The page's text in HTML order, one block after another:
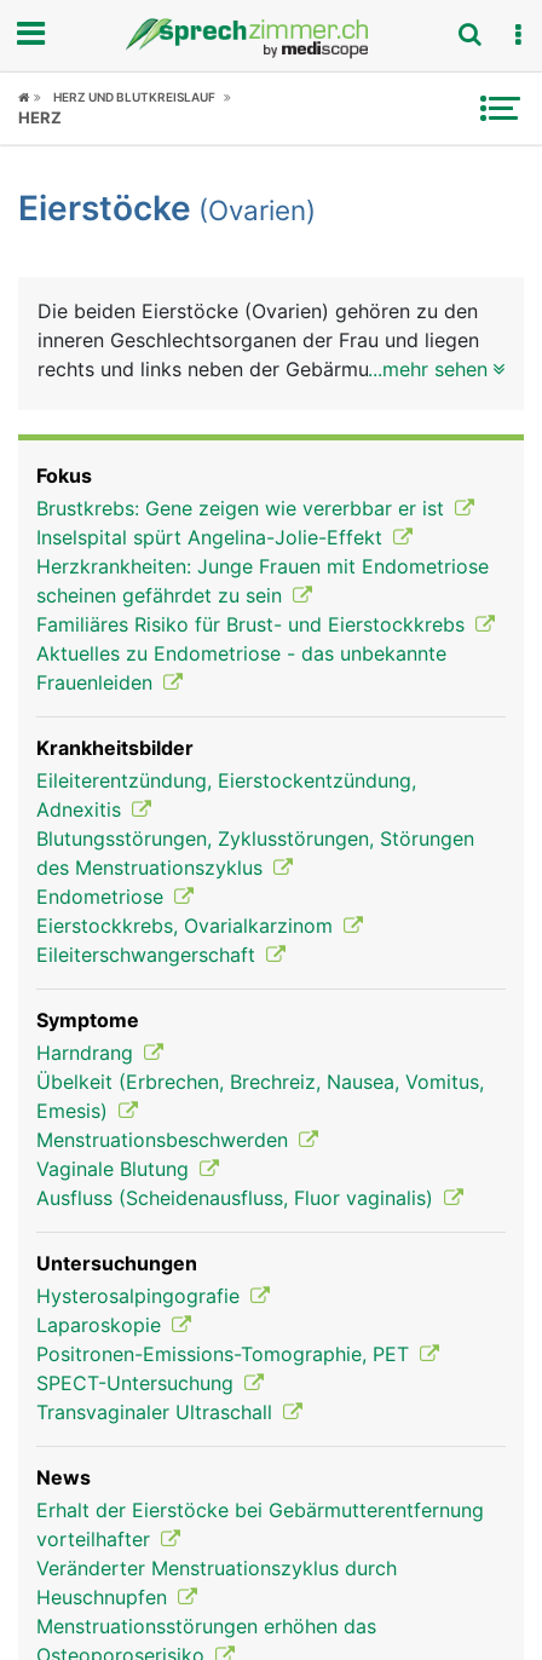
Fokus
Symptome
News
Rubriken
HERZ UND BLUTKREISLAUF
HERZ
Eierstöcke (Ovarien)
Die beiden Eierstöcke (Ovarien) gehören zu den
inneren Geschlechtsorganen der Frau und liegen
rechts und links neben der Gebärmutter. Sie haben
und Gestagen. Eine Frau wird bereits mit dem
gesamten Bestand an Eizellen geboren - etwa eine
halbe Million unreife Eizellen. Nur ein kleiner Teil
der Eizellen entwickelt sich im Verlauf des Lebens
zu reifen Eizellen. Während ihrer Entwicklung
befinden sich die Eizellen in Hohlräumen (Follikel),
die mit Flüssigkeit gefüllt sind und in der Wand der
Eierstöcke liegen. Jeder Follikel enthält eine
Eizelle. Bei Frauen im gebärfähigen Alter stossen
die Eierstöcke jeden Monat eine Eizelle aus, was
als Eisprung (Ovulation) bezeichnet wird.
Eierstocke Frau
...mehr sehen
Fokus
Brustkrebs: Gene zeigen wie vererbbar er ist
Inselspital spürt Angelina-Jolie-Effekt
Herzkrankheiten: Junge Frauen mit Endometriose
scheinen gefährdet zu sein
Familiäres Risiko für Brust- und Eierstockkrebs
Aktuelles zu Endometriose - das unbekannte
Frauenleiden
Krankheitsbilder
Eileiterentzündung, Eierstockentzündung,
Adnexitis
Blutungsstörungen, Zyklusstörungen, Störungen
des Menstruationszyklus
Endometriose
Eierstockkrebs, Ovarialkarzinom
Eileiterschwangerschaft
Symptome
Harndrang
Übelkeit (Erbrechen, Brechreiz, Nausea, Vomitus,
Emesis)
Menstruationsbeschwerden
Vaginale Blutung
Ausfluss (Scheidenausfluss, Fluor vaginalis)
Untersuchungen
Hysterosalpingografie
Laparoskopie
Positronen-Emissions-Tomographie, PET
SPECT-Untersuchung
Transvaginaler Ultraschall
News
Erhalt der Eierstöcke bei Gebärmutterentfernung
vorteilhafter
Veränderter Menstruationszyklus durch
Heuschnupfen
Menstruationsstörungen erhöhen das
Osteoporoserisiko